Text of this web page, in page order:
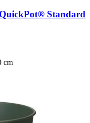
Standard
cm